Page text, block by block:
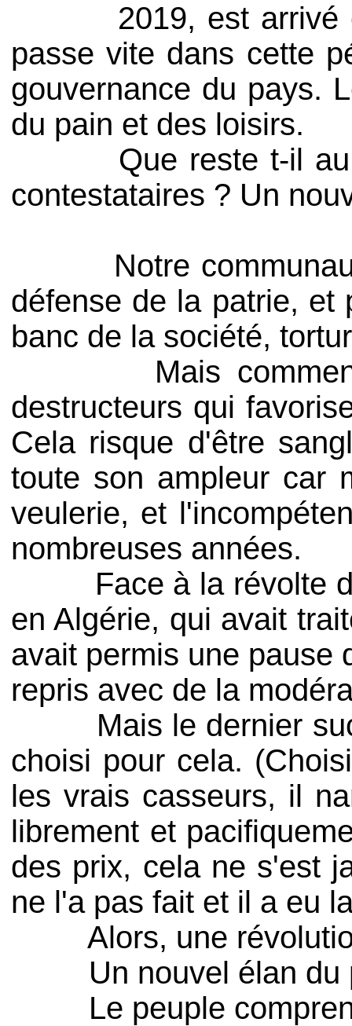
2019, est arrivé et
passe vite dans cette
gouvernance du pays.
du pain et des loisirs.
Que reste t-il au
contestataires ? Un
Notre communauté
défense de la patrie, et
banc de la société,
Mais comment va
destructeurs qui
Cela risque d'être
toute son ampleur car
veulerie, et
nombreuses années.
Face à la révolte de
en Algérie, qui avait
avait permis une pause
repris avec de la
Mais le dernier
choisi pour cela.
les vrais casseurs, il
librement et
des prix, cela ne s'est
ne l'a pas fait et il a eu
Alors, une révolution
Un nouvel élan du
Le peuple comprend